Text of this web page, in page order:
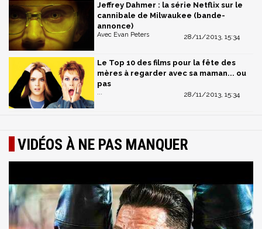
Jeffrey Dahmer : la série Netflix sur le
cannibale de Milwaukee (bande-
annonce)
28/11/2013, 15:34
Avec Evan Peters
Le Top 10 des films pour la fête des
mères à regarder avec sa maman... ou
pas
28/11/2013, 15:34
...
VIDÉOS À NE PAS MANQUER